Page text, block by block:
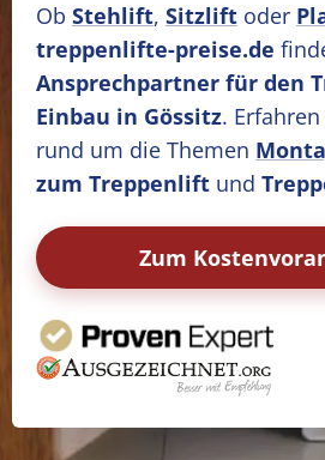
Ob Stehlift, Sitzlift oder
treppenlifte-preise.de
Ansprechpartner für den
Einbau in Gössitz.
rund um die Themen
zum Treppenlift und
Zum